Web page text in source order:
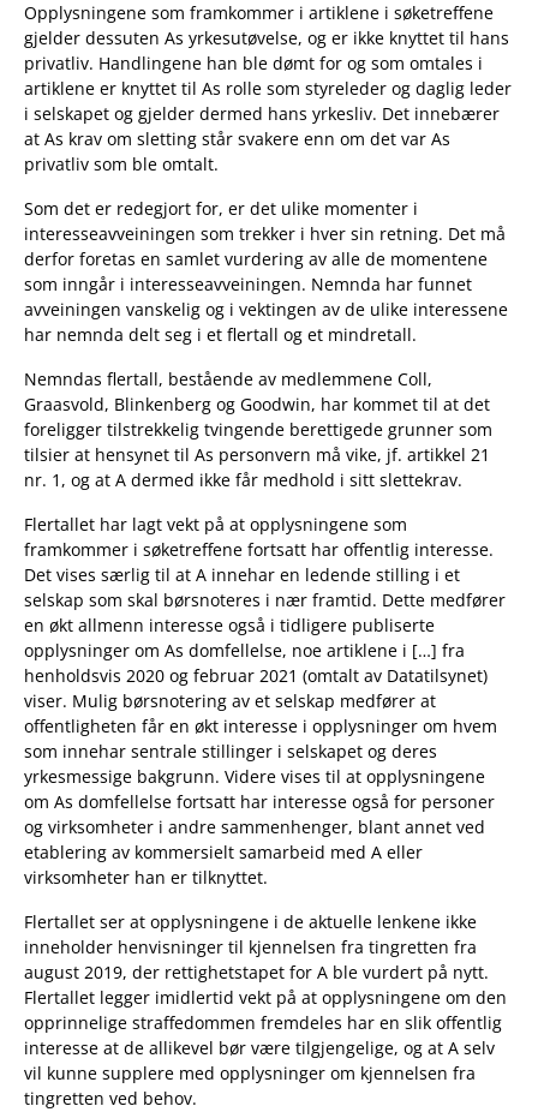
Opplysningene som framkommer i artiklene i søketreffene
gjelder dessuten As yrkesutøvelse, og er ikke knyttet til hans
privatliv. Handlingene han ble dømt for og som omtales i
artiklene er knyttet til As rolle som styreleder og daglig leder
i selskapet og gjelder dermed hans yrkesliv. Det innebærer
at As krav om sletting står svakere enn om det var As
privatliv som ble omtalt.
Som det er redegjort for, er det ulike momenter i
interesseavveiningen som trekker i hver sin retning. Det må
derfor foretas en samlet vurdering av alle de momentene
som inngår i interesseavveiningen. Nemnda har funnet
avveiningen vanskelig og i vektingen av de ulike interessene
har nemnda delt seg i et flertall og et mindretall.
Nemndas flertall, bestående av medlemmene Coll,
Graasvold, Blinkenberg og Goodwin, har kommet til at det
foreligger tilstrekkelig tvingende berettigede grunner som
tilsier at hensynet til As personvern må vike, jf. artikkel 21
nr. 1, og at A dermed ikke får medhold i sitt slettekrav.
Flertallet har lagt vekt på at opplysningene som
framkommer i søketreffene fortsatt har offentlig interesse.
Det vises særlig til at A innehar en ledende stilling i et
selskap som skal børsnoteres i nær framtid. Dette medfører
en økt allmenn interesse også i tidligere publiserte
opplysninger om As domfellelse, noe artiklene i […] fra
henholdsvis 2020 og februar 2021 (omtalt av Datatilsynet)
viser. Mulig børsnotering av et selskap medfører at
offentligheten får en økt interesse i opplysninger om hvem
som innehar sentrale stillinger i selskapet og deres
yrkesmessige bakgrunn. Videre vises til at opplysningene
om As domfellelse fortsatt har interesse også for personer
og virksomheter i andre sammenhenger, blant annet ved
etablering av kommersielt samarbeid med A eller
virksomheter han er tilknyttet.
Flertallet ser at opplysningene i de aktuelle lenkene ikke
inneholder henvisninger til kjennelsen fra tingretten fra
august 2019, der rettighetstapet for A ble vurdert på nytt.
Flertallet legger imidlertid vekt på at opplysningene om den
opprinnelige straffedommen fremdeles har en slik offentlig
interesse at de allikevel bør være tilgjengelige, og at A selv
vil kunne supplere med opplysninger om kjennelsen fra
tingretten ved behov.